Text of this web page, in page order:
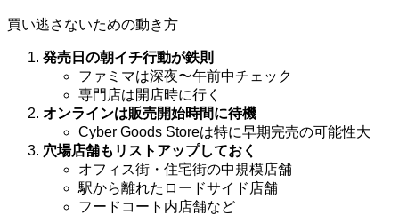
買い逃さないための動き方
発売日の朝イチ行動が鉄則
ファミマは深夜〜午前中チェック
専門店は開店時に行く
オンラインは販売開始時間に待機
Cyber Goods Storeは特に早期完売の可能性大
穴場店舗もリストアップしておく
オフィス街・住宅街の中規模店舗
駅から離れたロードサイド店舗
フードコート内店舗など